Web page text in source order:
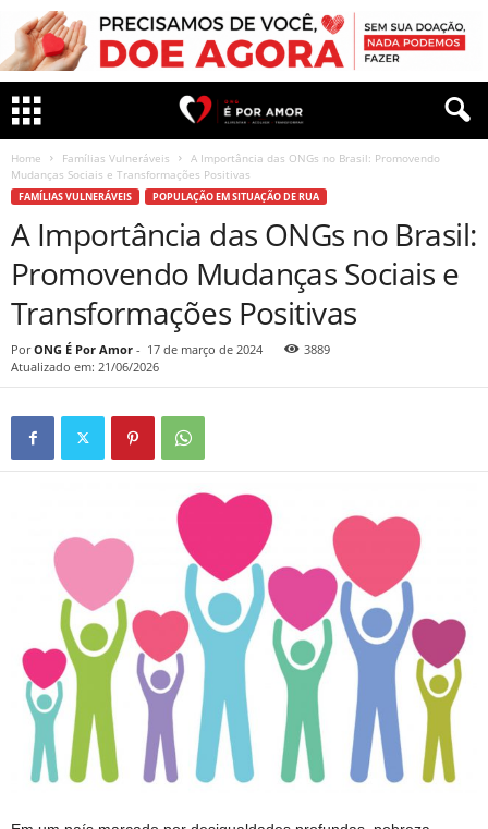
Home Famílias Vulneráveis
A Importância das ONGs no Brasil: Promovendo
Mudanças Sociais e Transformações Positivas
FAMÍLIAS VULNERÁVEIS POPULAÇÃO EM SITUAÇÃO DE RUA
A Importância das ONGs no Brasil:
Promovendo Mudanças Sociais e
Transformações Positivas
Por ONG É Por Amor - 17 de março de 2024
3889
Atualizado em: 21/06/2026